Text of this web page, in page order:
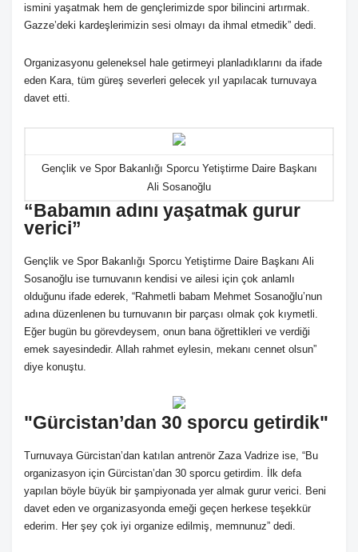
ismini yaşatmak hem de gençlerimizde spor bilincini artırmak.
Gazze’deki kardeşlerimizin sesi olmayı da ihmal etmedik” dedi.
Organizasyonu geleneksel hale getirmeyi planladıklarını da ifade
eden Kara, tüm güreş severleri gelecek yıl yapılacak turnuvaya
davet etti.
Gençlik ve Spor Bakanlığı Sporcu Yetiştirme Daire Başkanı
Ali Sosanoğlu
“Babamın adını yaşatmak gurur
verici”
Gençlik ve Spor Bakanlığı Sporcu Yetiştirme Daire Başkanı Ali
Sosanoğlu ise turnuvanın kendisi ve ailesi için çok anlamlı
olduğunu ifade ederek, “Rahmetli babam Mehmet Sosanoğlu’nun
adına düzenlenen bu turnuvanın bir parçası olmak çok kıymetli.
Eğer bugün bu görevdeysem, onun bana öğrettikleri ve verdiği
emek sayesindedir. Allah rahmet eylesin, mekanı cennet olsun”
diye konuştu.
"Gürcistan’dan 30 sporcu getirdik"
Turnuvaya Gürcistan’dan katılan antrenör Zaza Vadrize ise, “Bu
organizasyon için Gürcistan’dan 30 sporcu getirdim. İlk defa
yapılan böyle büyük bir şampiyonada yer almak gurur verici. Beni
davet eden ve organizasyonda emeği geçen herkese teşekkür
ederim. Her şey çok iyi organize edilmiş, memnunuz” dedi.